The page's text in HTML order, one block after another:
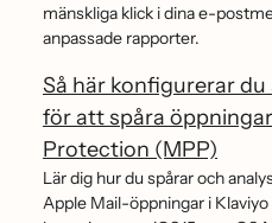
mänskliga klick i dina e-
anpassade rapporter.
Så här konfigurerar
för att spåra
Protection (MPP)
Lär dig hur du spårar och
Apple Mail-öppningar i